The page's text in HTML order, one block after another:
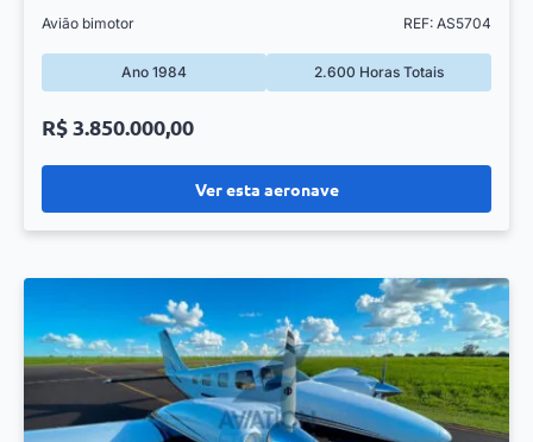
Avião bimotor REF: AS5704
Ano 1984 2.600 Horas Totais
Ver esta aeronave
R$ 3.850.000,00